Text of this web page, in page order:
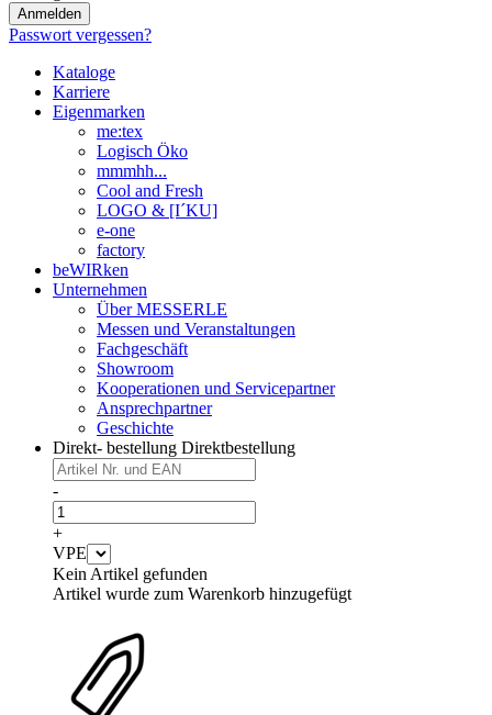
Anmelden
Passwort vergessen?
Kataloge
Karriere
Eigenmarken
me:tex
Logisch Öko
mmmhh...
Cool and Fresh
LOGO & [I´KU]
e-one
factory
beWIRken
Unternehmen
Über MESSERLE
Messen und Veranstaltungen
Fachgeschäft
Showroom
Kooperationen und Servicepartner
Ansprechpartner
Geschichte
Direkt- bestellung Direktbestellung
-
+
VPE
Kein Artikel gefunden
Artikel wurde zum Warenkorb hinzugefügt